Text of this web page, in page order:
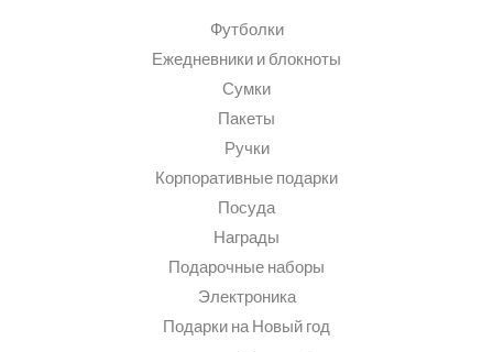
Футболки
Ежедневники и блокноты
Сумки
Пакеты
Ручки
Корпоративные подарки
Посуда
Награды
Подарочные наборы
Электроника
Подарки на Новый год